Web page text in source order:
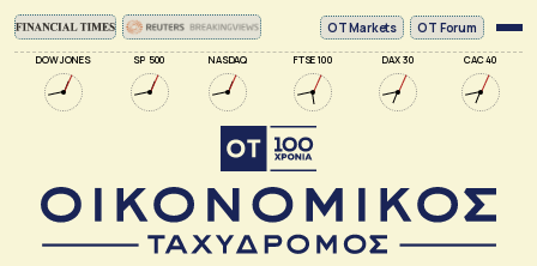
DOW JONES SP 500 NASDAQ FTSE 100 DAX 30 CAC 40
ΟΤ Markets OT Forum